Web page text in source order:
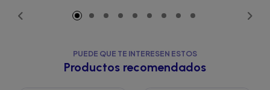
PUEDE QUE TE INTERESEN ESTOS
Productos recomendados